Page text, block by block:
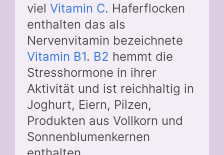
viel Vitamin C. Haferflocken
enthalten das als
Nervenvitamin bezeichnete
Vitamin B1. B2 hemmt die
Stresshormone in ihrer
Aktivität und ist reichhaltig in
Joghurt, Eiern, Pilzen,
Produkten aus Vollkorn und
Sonnenblumenkernen